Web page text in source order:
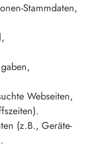
Stammdaten,
Webseiten,
(z.B., Geräte-